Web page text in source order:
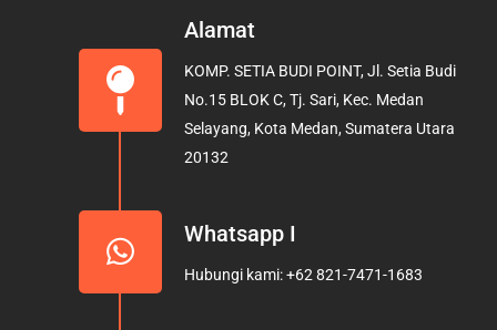
e
o
o
k
t
g
r
a
b
e
Alamat
KOMP. SETIA BUDI POINT, Jl. Setia Budi
No.15 BLOK C, Tj. Sari, Kec. Medan
Selayang, Kota Medan, Sumatera Utara
20132
Whatsapp I
Hubungi kami: +62 821-7471-1683